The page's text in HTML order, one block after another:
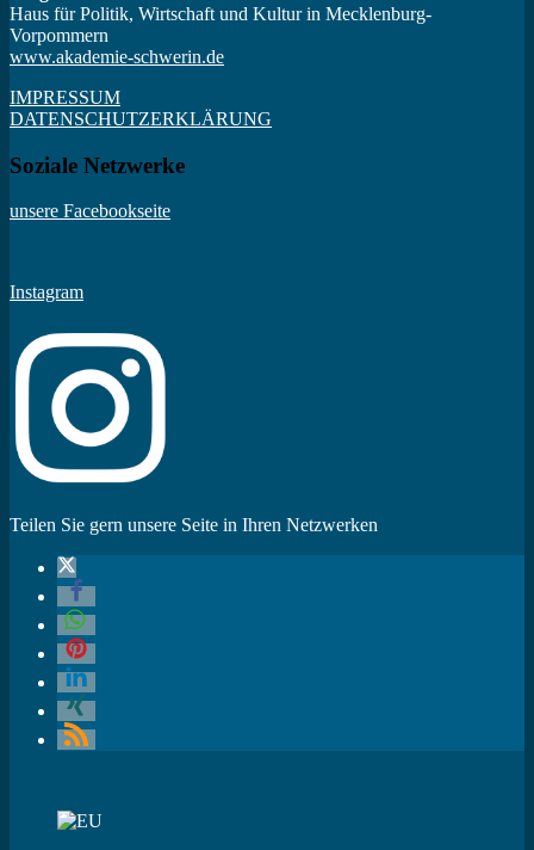
Haus für Politik, Wirtschaft und Kultur in Mecklenburg-
Vorpommern
www.akademie-schwerin.de
IMPRESSUM
DATENSCHUTZERKLÄRUNG
Soziale Netzwerke
unsere Facebookseite
Instagram
Teilen Sie gern unsere Seite in Ihren Netzwerken